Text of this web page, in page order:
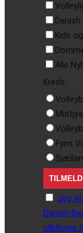
Kids
Alle
Kreds:
Fyns
Jeg
Danish
vilkårene